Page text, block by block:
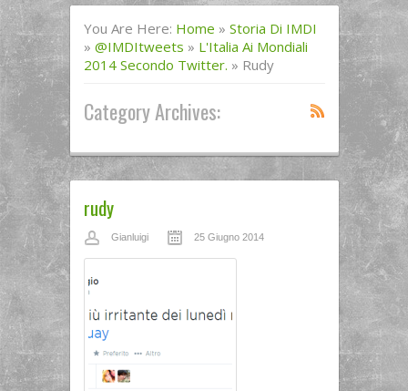
You Are Here: Home » Storia Di IMDI
» @IMDItweets » L'Italia Ai Mondiali
2014 Secondo Twitter. » Rudy
Category Archives:
rudy
Gianluigi 25 Giugno 2014